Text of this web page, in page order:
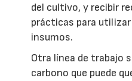
del cultivo, y recibir
prácticas para
insumos.
Otra línea de trabajo
carbono que puede